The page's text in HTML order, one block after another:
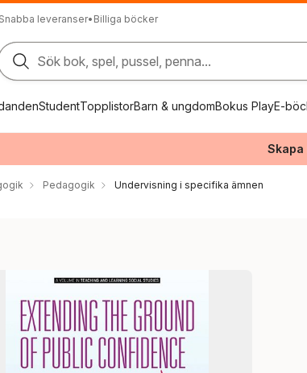
Snabba leveranser• Billiga böcker
Sök bok, spel, pussel, penna...
StudentTopplistorBarn & ungdomBokus PlayE-
Pedagogik Undervisning i specifika ämnen